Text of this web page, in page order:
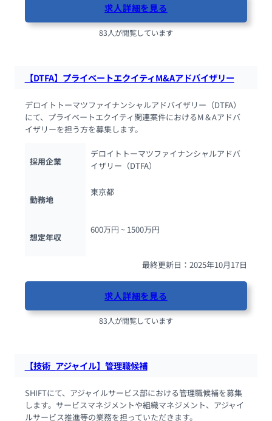
求人詳細を見る
83人が閲覧しています
【DTFA】プライベートエクイティM&Aアドバイザリー
デロイトトーマツファイナンシャルアドバイザリー（DTFA）
にて、プライベートエクイティ関連案件におけるM＆Aアドバ
イザリーを担う方を募集します。
採用企業
デロイトトーマツファイナンシャルアドバ
イザリー（DTFA）
勤務地
東京都
想定年収
600万円 ~ 1500万円
最終更新日：2025年10月17日
求人詳細を見る
83人が閲覧しています
【技術_アジャイル】管理職候補
SHIFTにて、アジャイルサービス部における管理職候補を募集
します。サービスマネジメントや組織マネジメント、アジャイ
ルサービス推進等の業務を担っていただきます。